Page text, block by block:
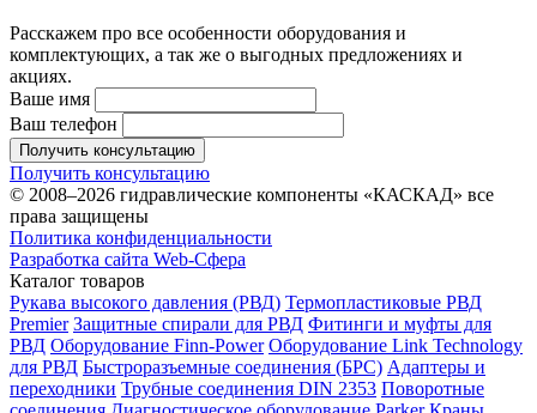
Расскажем про все особенности оборудования и
комплектующих, а так же о выгодных предложениях и
акциях.
Ваше имя
Ваш телефон
Получить консультацию
Получить консультацию
© 2008–2026 гидравлические компоненты «КАСКАД» все
права защищены
Политика конфиденциальности
Разработка сайта Web-Сфера
Каталог товаров
Рукава высокого давления (РВД) Термопластиковые РВД
Premier Защитные спирали для РВД Фитинги и муфты для
РВД Оборудование Finn-Power Оборудование Link Technology
для РВД Быстроразъемные соединения (БРС) Адаптеры и
переходники Трубные соединения DIN 2353 Поворотные